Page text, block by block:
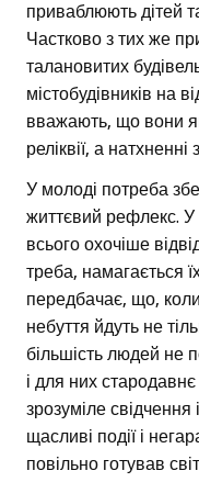
приваблюють дітей
Частково з тих же
талановитих
містобудівників на
вважають, що вони
реліквії, а
У молоді потреба
життєвий рефлекс. У
всього охочіше
треба, намагається
передбачає, що,
небуття йдуть не
більшість людей не
і для них стародавнє
зрозуміле свідчення
щасливі події і
повільно готував